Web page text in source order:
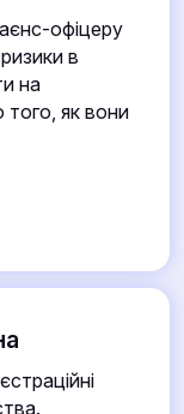
офіцеру
в
на
того, як вони